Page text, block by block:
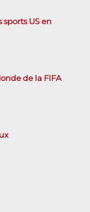
sports US en
de la FIFA